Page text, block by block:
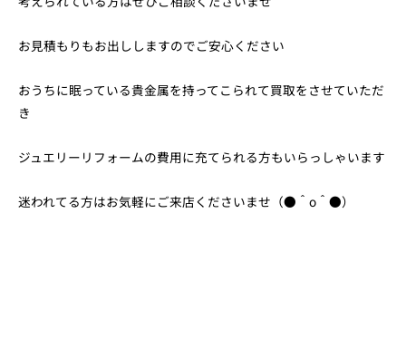
お見積もりもお出ししますのでご安心ください
おうちに眠っている貴金属を持ってこられて買取をさせていただ
き
ジュエリーリフォームの費用に充てられる方もいらっしゃいます
迷われてる方はお気軽にご来店くださいませ（●＾o＾●）